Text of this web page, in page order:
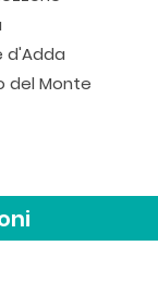
d'Adda
del Monte